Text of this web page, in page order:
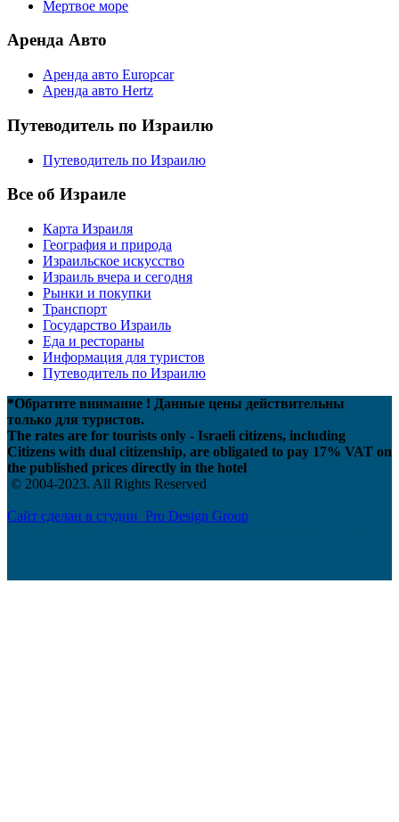
Мертвое море
Аренда Авто
Аренда авто Europcar
Аренда авто Hertz
Путеводитель по Израилю
Путеводитель по Израилю
Все об Израиле
Карта Израиля
География и природа
Израильское искусство
Израиль вчера и сегодня
Рынки и покупки
Транспорт
Государство Израиль
Еда и рестораны
Информация для туристов
Путеводитель по Израилю
*Обратите внимание ! Данные цены действительны
только для туристов.
The rates are for tourists only - Israeli citizens, including
Citizens with dual citizenship, are obligated to pay 17% VAT on
the published prices directly in the hotel
© 2004-2023. All Rights Reserved
Сайт сделан в студии Pro Design Group